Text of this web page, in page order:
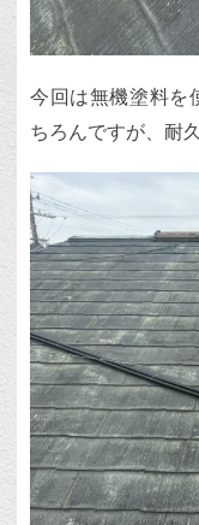
今回は無機塗料を
ちろんですが、耐